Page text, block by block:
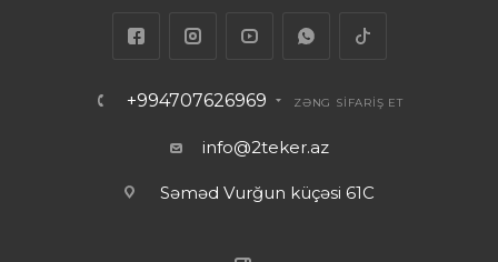
+994707626969 ZƏNG SİFARİŞ ET
info@2teker.az
Səməd Vurğun küçəsi 61C